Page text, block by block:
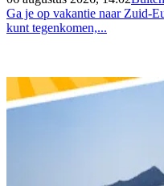
Ga je op vakantie naar Zuid-
kunt tegenkomen,...